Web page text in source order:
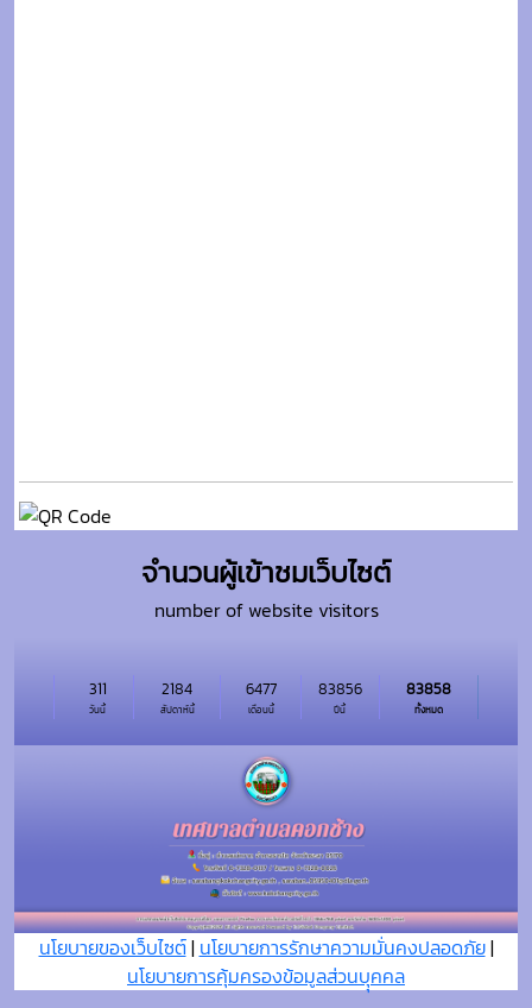
จำนวนผู้เข้าชมเว็บไซต์
number of website visitors
วันนี้
311
สัปดาห์นี้
2184
เดือนนี้
6477
ปีนี้
83856
ทั้งหมด
83858
นโยบายของเว็บไซต์| นโยบายการรักษาความมั่นคงปลอดภัย|
นโยบายการคุ้มครองข้อมูลส่วนบุุคคล